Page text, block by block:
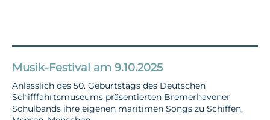
Musik-Festival am 9.10.2025
Anlässlich des 50. Geburtstags des Deutschen
Schifffahrtsmuseums präsentierten Bremerhavener
Schulbands ihre eigenen maritimen Songs zu Schiffen,